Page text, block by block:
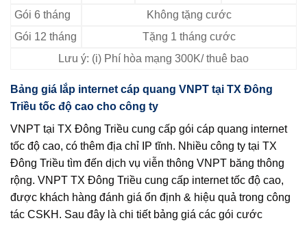
Gói 6 tháng
Không tặng cước
Gói 12 tháng
Tặng 1 tháng cước
Lưu ý: (i) Phí hòa mạng 300K/ thuê bao
Bảng giá lắp internet cáp quang VNPT tại TX Đông
Triều tốc độ cao cho công ty
VNPT tại TX Đông Triều cung cấp gói cáp quang internet
tốc độ cao, có thêm địa chỉ IP tĩnh. Nhiều công ty tại TX
Đông Triều tìm đến dịch vụ viễn thông VNPT băng thông
rộng. VNPT TX Đông Triều cung cấp internet tốc độ cao,
được khách hàng đánh giá ổn định & hiệu quả trong công
tác CSKH. Sau đây là chi tiết bảng giá các gói cước